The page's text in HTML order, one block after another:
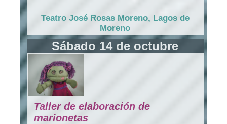
de la deuda: vivimos para pagar y volver a
consumir. Las macroestructuras, perfectas
jaulas de oro, aplastan la fragilidad humana,
que también es amenazada por los cambios
de humor del planeta. Es así que colapsan en
esta historia, el estallido de la mujer
trabajadora con el grito de la tierra”. Hugo
Abraham Wirth.
Teatro José Rosas Moreno, Lagos de
Moreno
Sábado 14 de octubre
Taller de elaboración de
marionetas